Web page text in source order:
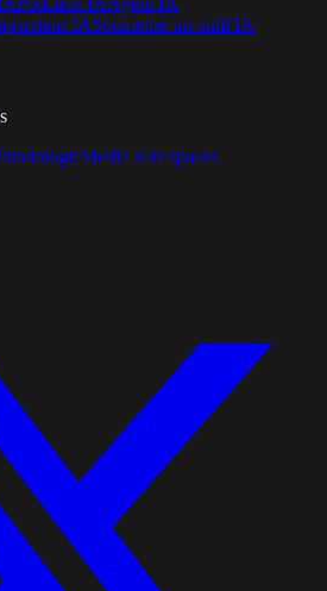
IASoumettre un outil IA
Media KitEspaces